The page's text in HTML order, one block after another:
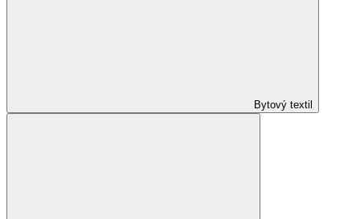
Bytový textil